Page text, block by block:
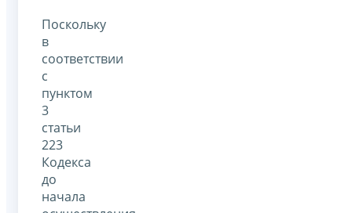
Поскольку
в
соответствии
с
пунктом
3
статьи
223
Кодекса
до
начала